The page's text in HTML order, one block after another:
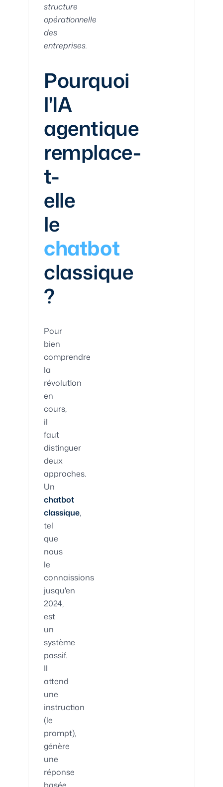
structure
opérationnelle
des
entreprises.
Pourquoi
l'IA
agentique
remplace-
t-
elle
le
chatbot
classique
?
Pour
bien
comprendre
la
révolution
en
cours,
il
faut
distinguer
deux
approches.
Un
chatbot
classique,
tel
que
nous
le
connaissions
jusqu'en
2024,
est
un
système
passif.
Il
attend
une
instruction
(le
prompt),
génère
une
réponse